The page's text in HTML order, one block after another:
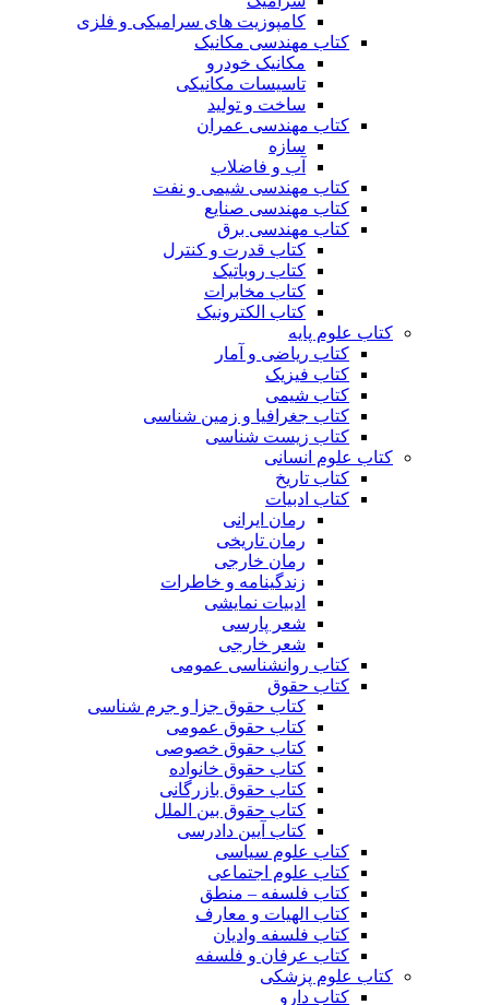
کامپوزیت های سرامیکی و فلزی
کتاب مهندسی مکانیک
مکانیک خودرو
تاسیسات مکانیکی
ساخت و تولید
کتاب مهندسی عمران
سازه
آب و فاضلاب
کتاب مهندسی شیمی و نفت
کتاب مهندسی صنایع
کتاب مهندسی برق
کتاب قدرت و کنترل
کتاب روباتیک
کتاب مخابرات
کتاب الکترونیک
کتاب علوم پایه
کتاب ریاضی و آمار
کتاب فیزیک
کتاب شیمی
کتاب جغرافیا و زمین شناسی
کتاب زیست شناسی
کتاب علوم انسانی
کتاب تاریخ
کتاب ادبیات
رمان ایرانی
رمان تاریخی
رمان خارجی
زندگینامه و خاطرات
ادبیات نمایشی
شعر پارسی
شعر خارجی
کتاب روانشناسی عمومی
کتاب حقوق
کتاب حقوق جزا و جرم شناسی
کتاب حقوق عمومی
کتاب حقوق خصوصی
کتاب حقوق خانواده
کتاب حقوق بازرگانی
کتاب حقوق بین الملل
کتاب آیین دادرسی
کتاب علوم سیاسی
کتاب علوم اجتماعی
کتاب فلسفه – منطق
کتاب الهیات و معارف
کتاب فلسفه وادیان
کتاب عرفان و فلسفه
کتاب علوم پزشکی
کتاب دارو